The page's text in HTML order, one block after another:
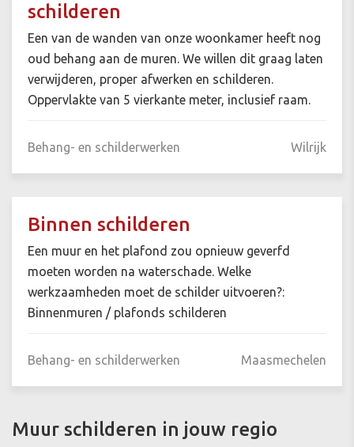
schilderen
Een van de wanden van onze woonkamer heeft nog
oud behang aan de muren. We willen dit graag laten
verwijderen, proper afwerken en schilderen.
Oppervlakte van 5 vierkante meter, inclusief raam.
Behang- en schilderwerken Wilrijk
Binnen schilderen
Een muur en het plafond zou opnieuw geverfd
moeten worden na waterschade. Welke
werkzaamheden moet de schilder uitvoeren?:
Binnenmuren / plafonds schilderen
Behang- en schilderwerken Maasmechelen
Muur schilderen in jouw regio